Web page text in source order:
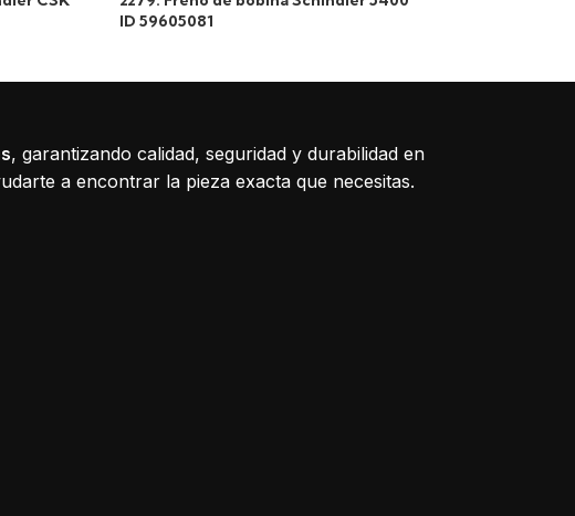
ID 59605081
, garantizando calidad, seguridad y durabilidad en
a encontrar la pieza exacta que necesitas.